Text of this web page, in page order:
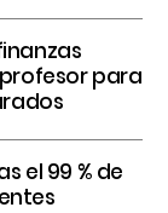
para
el 99 % de